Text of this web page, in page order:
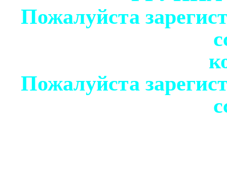
Пожалуйста
Пожалуйста